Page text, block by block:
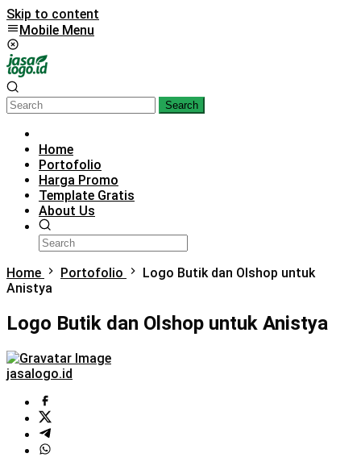
Skip to content
Mobile Menu
Search
Home
Portofolio
Harga Promo
Template Gratis
About Us
Home Portofolio
Logo Butik dan Olshop untuk
Anistya
Logo Butik dan Olshop untuk Anistya
jasalogo.id